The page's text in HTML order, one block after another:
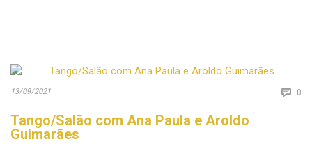
13/09/2021  0
Tango/Salão com Ana Paula e Aroldo
Guimarães